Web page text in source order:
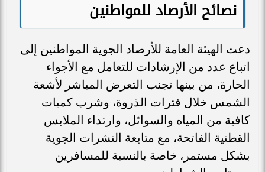
نصائح الأرصاد للمواطنين
دعت الهيئة العامة للأرصاد الجوية المواطنين إلى
اتباع عدد من الإرشادات للتعامل مع الأجواء
الحارة، من بينها تجنب التعرض المباشر لأشعة
الشمس خلال فترات الذروة، وشرب كميات
كافية من المياه والسوائل، وارتداء الملابس
القطنية الفاتحة، مع متابعة النشرات الجوية
بشكل مستمر، خاصة بالنسبة للمسافرين